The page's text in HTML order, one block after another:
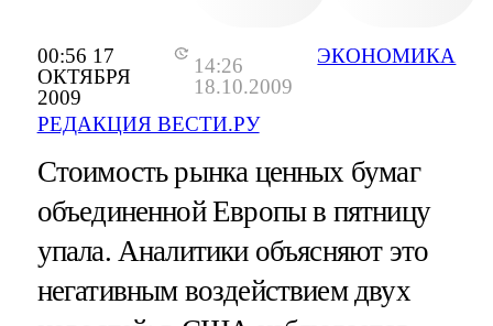
00:56 17
ОКТЯБРЯ
2009
14:26
18.10.2009
РЕДАКЦИЯ ВЕСТИ.РУ
ЭКОНОМИКА
Стоимость рынка ценных бумаг
объединенной Европы в пятницу
упала. Аналитики объясняют это
негативным воздействием двух